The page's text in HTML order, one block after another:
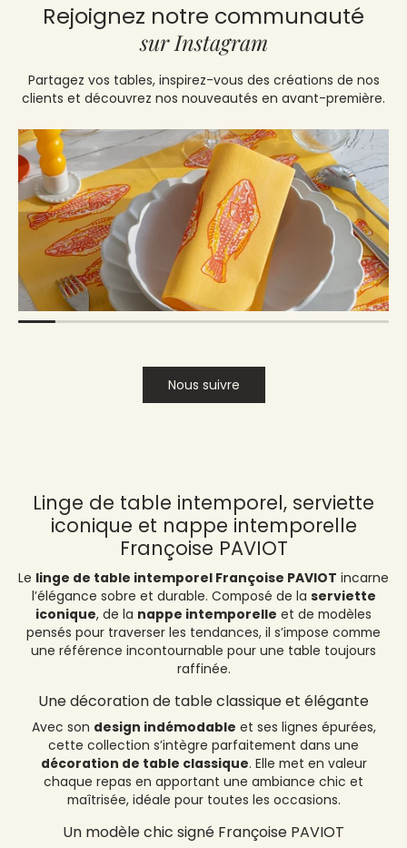
Rejoignez notre communauté
sur Instagram
Partagez vos tables, inspirez-vous des créations de nos
clients et découvrez nos nouveautés en avant-première.
Nous suivre
Linge de table intemporel, serviette
iconique et nappe intemporelle
Françoise PAVIOT
Le linge de table intemporel Françoise PAVIOT incarne
l’élégance sobre et durable. Composé de la serviette
iconique, de la nappe intemporelle et de modèles
pensés pour traverser les tendances, il s’impose comme
une référence incontournable pour une table toujours
raffinée.
Une décoration de table classique et élégante
Avec son design indémodable et ses lignes épurées,
cette collection s’intègre parfaitement dans une
décoration de table classique. Elle met en valeur
chaque repas en apportant une ambiance chic et
maîtrisée, idéale pour toutes les occasions.
Un modèle chic signé Françoise PAVIOT